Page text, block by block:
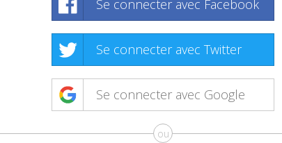
Se connecter avec Facebook
Se connecter avec Twitter
Se connecter avec Google
ou